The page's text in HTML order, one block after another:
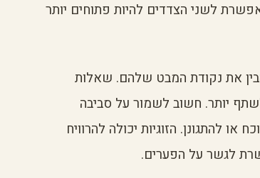
לשני הצדדים להיות פתוחים יותר
את נקודת המבט שלהם. שאלות
יותר. חשוב לשמור על סביבה
להתגונן. הזוגיות יכולה להרוויח
לגשר על הפערים.